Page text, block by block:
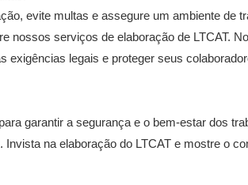
evite multas e assegure um ambiente de
nossos serviços de elaboração de LTCAT.
exigências legais e proteger seus
garantir a segurança e o bem-estar dos
na elaboração do LTCAT e mostre o